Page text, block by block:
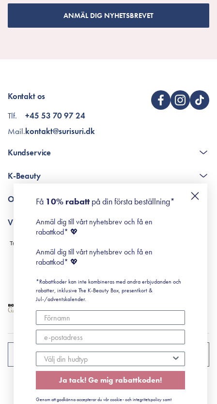
ANMÄL DIG NYHETSBREVET
Kontakt os
Tlf.
Mail.
+45 53 70 97 24
kontakt@surisuri.dk
Kundservice
Poängshop - frågor och svar
K-Beauty
Retinol för nybörjare
Om Surisuri
Black Friday
Villkor
Leverans & Retur
Köpvillkor
Prenumerationsvillkor
Cookiepolicy
SVERIGE
CVR: 41492252
Få 10% rabattpå din första beställning*
Anmäl dig till vårt nyhetsbrev och få en
rabattkod* 💖
Anmäl dig till vårt nyhetsbrev och få en
rabattkod* 💖
*Rabattkoder kan inte kombineras med andra erbjudanden och
rabatter, inklusive The K-Beauty Box, presentkort &
Jul-/adventskalender.
Ja tack! Ge mig rabattkoden!
Genom att godkänna accepterar du vår cookie- och integritetspolicy samt